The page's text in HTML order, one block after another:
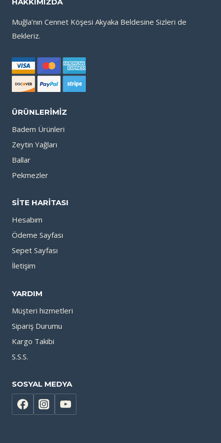
Muğla’nın Cennet Köşesi Akyaka Beldesine Sizleri de
Bekleriz.
ÜRÜNLERIMIZ
Badem Ürünleri
Zeytin Yağları
Ballar
Pekmezler
SITE HARITASI
Hesabım
Ödeme Sayfası
Sepet Sayfası
İletişim
YARDIM
Müşteri hizmetleri
Sipariş Durumu
Kargo Takibi
S.S.S.
SOSYAL MEDYA